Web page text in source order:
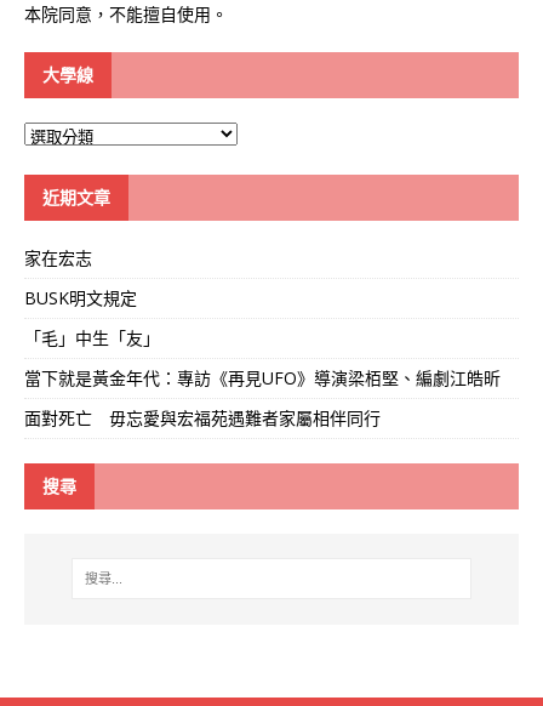
本院同意，不能擅自使用。
大學線
大
近期文章
家在宏志
BUSK明文規定
「毛」中生「友」
當下就是黃金年代：專訪《再見UFO》導演梁栢堅、編劇江皓昕
面對死亡 毋忘愛與宏福苑遇難者家屬相伴同行
搜尋